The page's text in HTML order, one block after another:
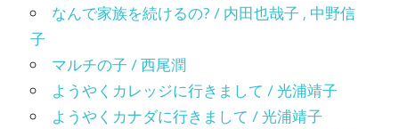
なんで家族を続けるの? / 内田也哉子 , 中野信
子
マルチの子 / 西尾潤
ようやくカレッジに行きまして / 光浦靖子
ようやくカナダに行きまして / 光浦靖子